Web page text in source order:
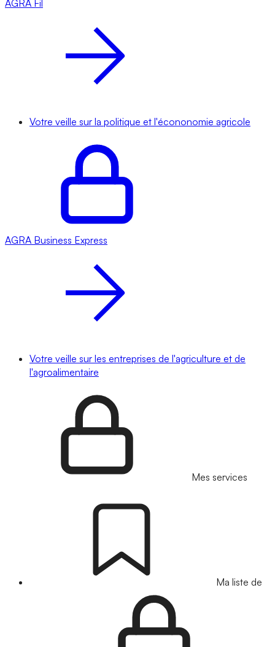
AGRA Fil
Votre veille sur la politique et l'écononomie agricole
AGRA Business Express
Votre veille sur les entreprises de l'agriculture et de
l'agroalimentaire
Mes services
Ma liste de